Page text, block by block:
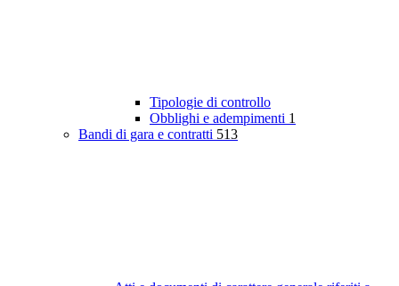
Tipologie di controllo
Obblighi e adempimenti 1
Bandi di gara e contratti 513